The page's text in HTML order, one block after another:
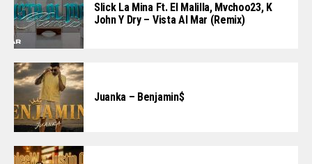
Slick La Mina Ft. El Malilla, Mvchoo23, K
John Y Dry – Vista Al Mar (Remix)
Juanka – Benjamin$